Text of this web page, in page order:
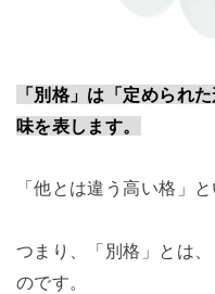
「別格」は「定められ
味を表します。
「他とは違う高い格」
つまり、「別格」とは
のです。